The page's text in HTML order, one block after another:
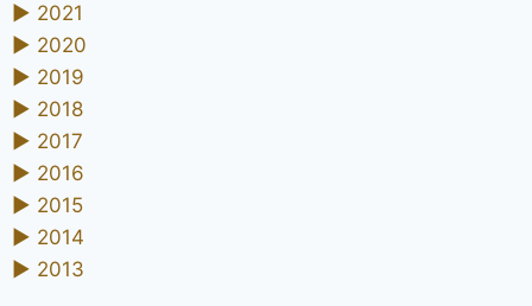
► 2021
► 2020
► 2019
► 2018
► 2017
► 2016
► 2015
► 2014
► 2013